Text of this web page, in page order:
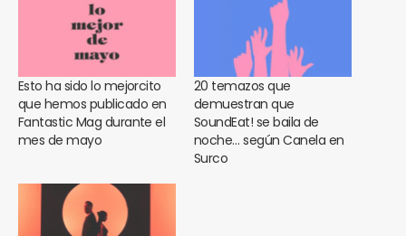
Esto ha sido lo mejorcito
que hemos publicado en
Fantastic Mag durante el
mes de mayo
20 temazos que
demuestran que
SoundEat! se baila de
noche… según Canela en
Surco